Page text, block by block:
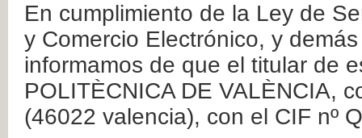
En cumplimiento de la Ley de
y Comercio Electrónico, y
informamos de que el titular de
POLITÈCNICA DE VALÈNCIA,
(46022 valencia), con el CIF nº